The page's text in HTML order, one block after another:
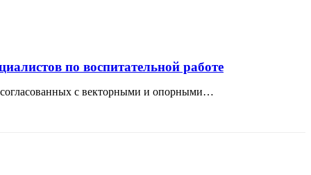
по воспитательной работе
с векторными и опорными…